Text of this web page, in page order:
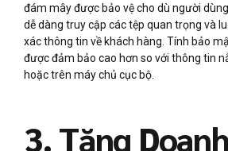
đám mây được bảo vệ cho dù người
dễ dàng truy cập các tệp quan trọng và
xác thông tin về khách hàng. Tính bảo
được đảm bảo cao hơn so với thông tin
hoặc trên máy chủ cục bộ.
3. Tăng